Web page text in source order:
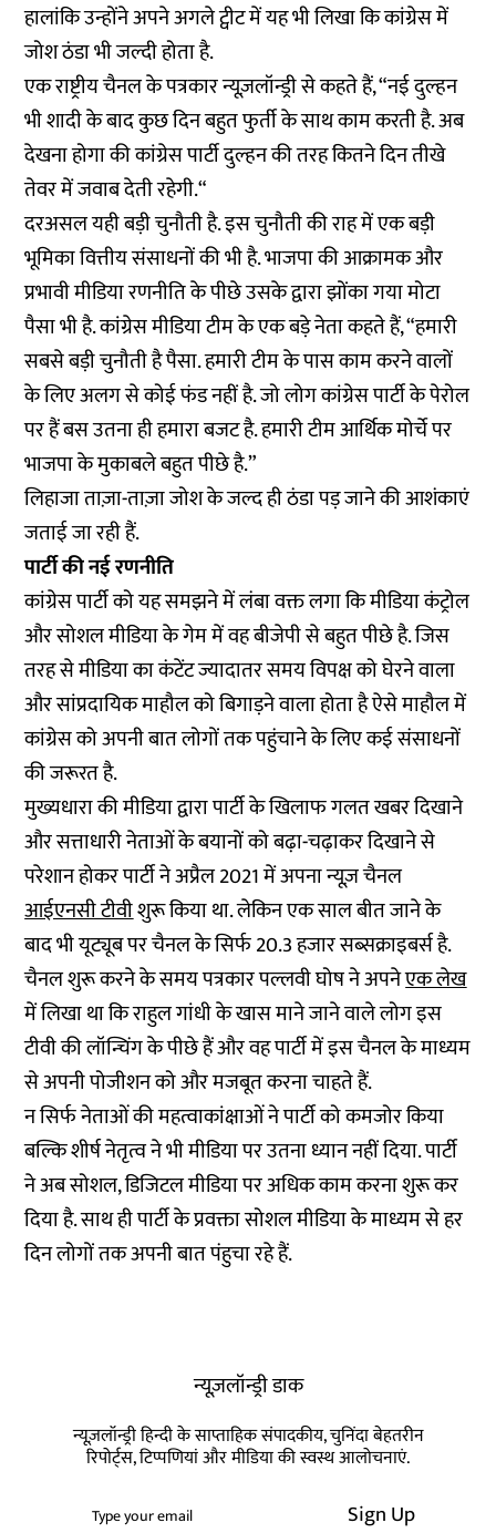
हालांकि उन्होंने अपने अगले ट्वीट में यह भी लिखा कि कांग्रेस में
जोश ठंडा भी जल्दी होता है.
एक राष्ट्रीय चैनल के पत्रकार न्यूज़लॉन्ड्री से कहते हैं, “नई दुल्हन
भी शादी के बाद कुछ दिन बहुत फुर्ती के साथ काम करती है. अब
देखना होगा की कांग्रेस पार्टी दुल्हन की तरह कितने दिन तीखे
तेवर में जवाब देती रहेगी.“
दरअसल यही बड़ी चुनौती है. इस चुनौती की राह में एक बड़ी
भूमिका वित्तीय संसाधनों की भी है. भाजपा की आक्रामक और
प्रभावी मीडिया रणनीति के पीछे उसके द्वारा झोंका गया मोटा
पैसा भी है. कांग्रेस मीडिया टीम के एक बड़े नेता कहते हैं, “हमारी
सबसे बड़ी चुनौती है पैसा. हमारी टीम के पास काम करने वालों
के लिए अलग से कोई फंड नहीं है. जो लोग कांग्रेस पार्टी के पेरोल
पर हैं बस उतना ही हमारा बजट है. हमारी टीम आर्थिक मोर्चे पर
भाजपा के मुकाबले बहुत पीछे है.”
लिहाजा ताज़ा-ताज़ा जोश के जल्द ही ठंडा पड़ जाने की आशंकाएं
जताई जा रही हैं.
पार्टी की नई रणनीति
कांग्रेस पार्टी को यह समझने में लंबा वक्त लगा कि मीडिया कंट्रोल
और सोशल मीडिया के गेम में वह बीजेपी से बहुत पीछे है. जिस
तरह से मीडिया का कंटेंट ज्यादातर समय विपक्ष को घेरने वाला
और सांप्रदायिक माहौल को बिगाड़ने वाला होता है ऐसे माहौल में
कांग्रेस को अपनी बात लोगों तक पहुंचाने के लिए कई संसाधनों
की जरूरत है.
मुख्यधारा की मीडिया द्वारा पार्टी के खिलाफ गलत खबर दिखाने
और सत्ताधारी नेताओं के बयानों को बढ़ा-चढ़ाकर दिखाने से
परेशान होकर पार्टी ने अप्रैल 2021 में अपना न्यूज़ चैनल
आईएनसी टीवीशुरू किया था. लेकिन एक साल बीत जाने के
बाद भी यूट्यूब पर चैनल के सिर्फ 20.3 हजार सब्सक्राइबर्स है.
चैनल शुरू करने के समय पत्रकार पल्लवी घोष ने अपनेएक लेख
में लिखा था कि राहुल गांधी के खास माने जाने वाले लोग इस
टीवी की लॉन्चिंग के पीछे हैं और वह पार्टी में इस चैनल के माध्यम
से अपनी पोजीशन को और मजबूत करना चाहते हैं.
न सिर्फ नेताओं की महत्वाकांक्षाओं ने पार्टी को कमजोर किया
बल्कि शीर्ष नेतृत्व ने भी मीडिया पर उतना ध्यान नहीं दिया. पार्टी
ने अब सोशल, डिजिटल मीडिया पर अधिक काम करना शुरू कर
दिया है. साथ ही पार्टी के प्रवक्ता सोशल मीडिया के माध्यम से हर
दिन लोगों तक अपनी बात पंहुचा रहे हैं.
न्यूज़लॉन्ड्री डाक
न्यूज़लॉन्ड्री हिन्दी के साप्ताहिक संपादकीय, चुनिंदा बेहतरीन
रिपोर्ट्स, टिप्पणियां और मीडिया की स्वस्थ आलोचनाएं.
Sign Up